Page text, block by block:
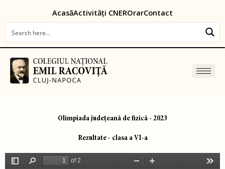
content
AcasăActivități CNEROrarContact
Olimpiada județeană de fizică - 2023
Rezultate - clasa a VI-a